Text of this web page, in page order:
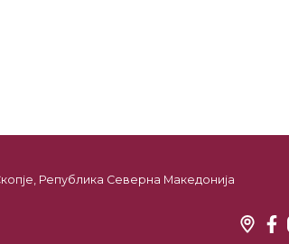
Република Северна Македонија